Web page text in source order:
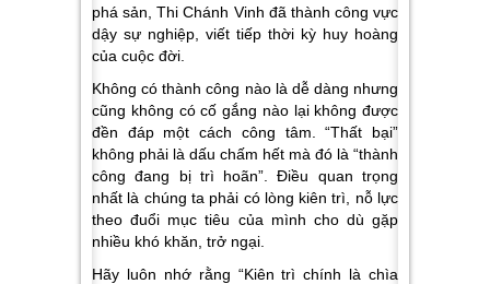
phá sản, Thi Chánh Vinh đã thành công vực
dậy sự nghiệp, viết tiếp thời kỳ huy hoàng
của cuộc đời.
Không có thành công nào là dễ dàng nhưng
cũng không có cố gắng nào lại không được
đền đáp một cách công tâm. “Thất bại”
không phải là dấu chấm hết mà đó là “thành
công đang bị trì hoãn”. Điều quan trọng
nhất là chúng ta phải có lòng kiên trì, nỗ lực
theo đuổi mục tiêu của mình cho dù gặp
nhiều khó khăn, trở ngại.
Hãy luôn nhớ rằng “Kiên trì chính là chìa